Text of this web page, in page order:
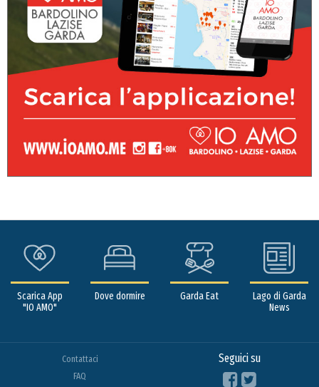
Scarica App
"IO AMO"
Dove dormire Garda Eat
Lago di Garda
News
Contattaci
FAQ
Seguici su